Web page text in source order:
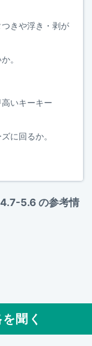
きや浮き・剥が
。
いキーキー
に回るか。
5.6 の参考情
聞く